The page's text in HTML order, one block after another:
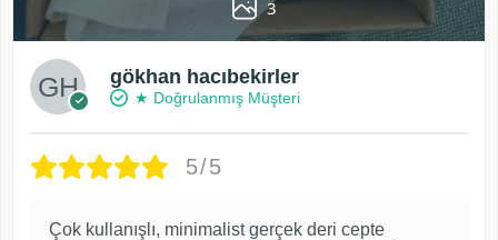
3
gökhan hacıbekirler
★ Doğrulanmış Müşteri
5/5
Çok kullanışlı, minimalist gerçek deri cepte